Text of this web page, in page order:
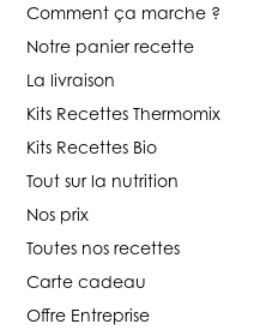
Comment ça marche ?
Notre panier recette
La livraison
Kits Recettes Thermomix
Kits Recettes Bio
Tout sur la nutrition
Nos prix
Toutes nos recettes
Carte cadeau
Offre Entreprise